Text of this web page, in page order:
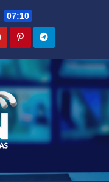
07:10